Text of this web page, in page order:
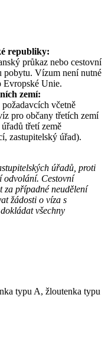
republiky:
průkaz nebo cestovní
pobytu. Vízum není nutné
Evropské Unie.
zemí:
včetně
pro občany třetích zemí
třetí země
zastupitelský úřad).
úřadů, proti
odvolání. Cestovní
za případné neudělení
žádosti o víza s
všechny
typu A, žloutenka typu